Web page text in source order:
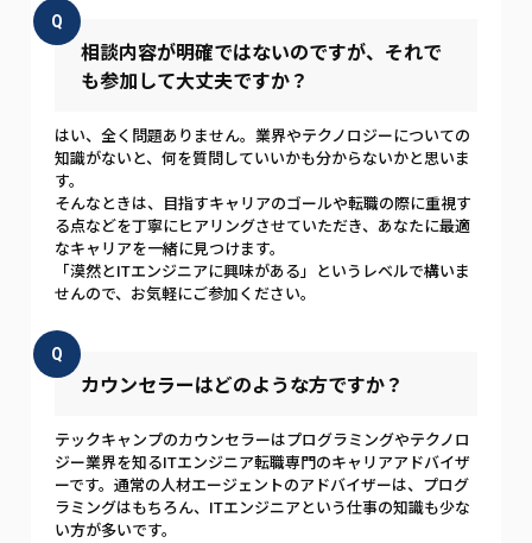
Q
相談内容が明確ではないのですが、それで
も参加して大丈夫ですか？
はい、全く問題ありません。業界やテクノロジーについての
知識がないと、何を質問していいかも分からないかと思いま
す。
そんなときは、目指すキャリアのゴールや転職の際に重視す
る点などを丁寧にヒアリングさせていただき、あなたに最適
なキャリアを一緒に見つけます。
「漠然とITエンジニアに興味がある」というレベルで構いま
せんので、お気軽にご参加ください。
Q
カウンセラーはどのような方ですか？
テックキャンプのカウンセラーはプログラミングやテクノロ
ジー業界を知るITエンジニア転職専門のキャリアアドバイザ
ーです。通常の人材エージェントのアドバイザーは、プログ
ラミングはもちろん、ITエンジニアという仕事の知識も少な
い方が多いです。